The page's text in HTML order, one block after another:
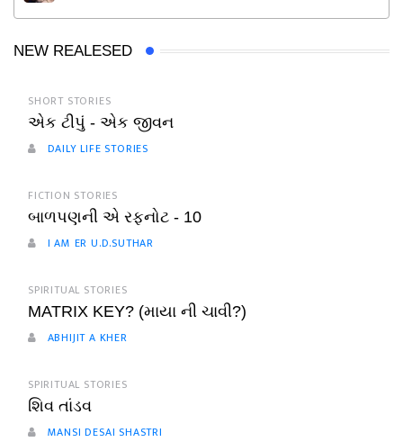
NEW REALESED
SHORT STORIES
એક ટીપું - એક જીવન
DAILY LIFE STORIES
FICTION STORIES
બાળપણની એ રફનોટ - 10
I AM ER U.D.SUTHAR
SPIRITUAL STORIES
MATRIX KEY? (માયા ની ચાવી?)
ABHIJIT A KHER
SPIRITUAL STORIES
શિવ તાંડવ
MANSI DESAI SHASTRI